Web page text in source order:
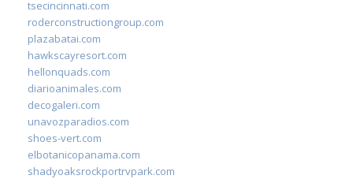
tsecincinnati.com
roderconstructiongroup.com
plazabatai.com
hawkscayresort.com
hellonquads.com
diarioanimales.com
decogaleri.com
unavozparadios.com
shoes-vert.com
elbotanicopanama.com
shadyoaksrockportrvpark.com